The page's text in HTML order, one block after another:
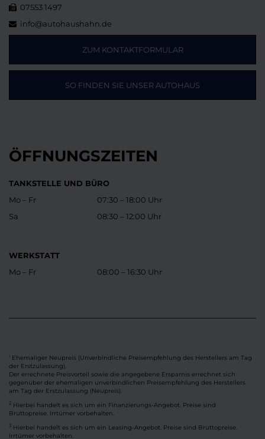
07553 1497
info@autohaushahn.de
ZUM KONTAKTFORMULAR
SO FINDEN SIE UNSER AUTOHAUS
ÖFFNUNGSZEITEN
TANKSTELLE UND BÜRO
Mo – Fr
Sa
07:30 – 18:00 Uhr
08:30 – 12:00 Uhr
WERKSTATT
Mo – Fr
08:00 – 16:30 Uhr
Ehemaliger Neupreis (Unverbindliche Preisempfehlung des Herstellers am Tag
der Erstzulassung).
Der errechnete Preisvorteil sowie die angegebene Ersparnis errechnet sich
gegenüber der ehemaligen unverbindlichen Preisempfehlung des Herstellers
am Tag der Erstzulassung (Neupreis).
2 Hierbei handelt es sich um ein Finanzierungs-Angebot. Preise sind
Bruttopreise. Irrtümer vorbehalten.
3 Hierbei handelt es sich um ein Leasing-Angebot. Preise sind Bruttopreise.
Irrtümer vorbehalten.